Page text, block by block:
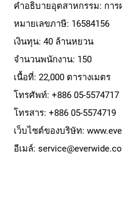
คำอธิบายอุตสาหกรรม: กา
หมายเลขภาษี: 16584156
เงินทุน: 40 ล้านหยวน
จำนวนพนักงาน: 150
เนื้อที่: 22,000 ตารางเมตร
โทรศัพท์: +886 05-5574717
โทรสาร: +886 05-5574719
เว็บไซต์ของบริษัท:
อีเมล์: